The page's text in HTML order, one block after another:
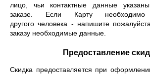
лицо, чьи контактные данные
заказе. Если Карту
другого человека - напишите
заказу необходимые данные.
Предоставление
Скидка предоставляется при